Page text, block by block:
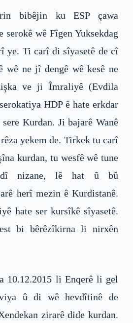
bibêjin ku ESP çawa
serokê wê Fîgen Yuksekdag
ye. Ti carî di sîyasetê de cî
wê ne jî dengê wê kesê ne
ve ji Îmraliyê (Evdila
HDP ê hate erkdar
Kurdan. Ji bajarê Wanê
yekem de. Tirkek tu carî
kurdan, tu wesfê wê tune
nizane, lê hat û bû
herî mezin ê Kurdistanê.
hate ser kursîkê sîyasetê.
bi bêrêzîkirna li nirxên
10.12.2015 li Enqerê li gel
û di wê hevdîtinê de
zirarê dide kurdan.